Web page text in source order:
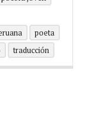
poeta
traducción